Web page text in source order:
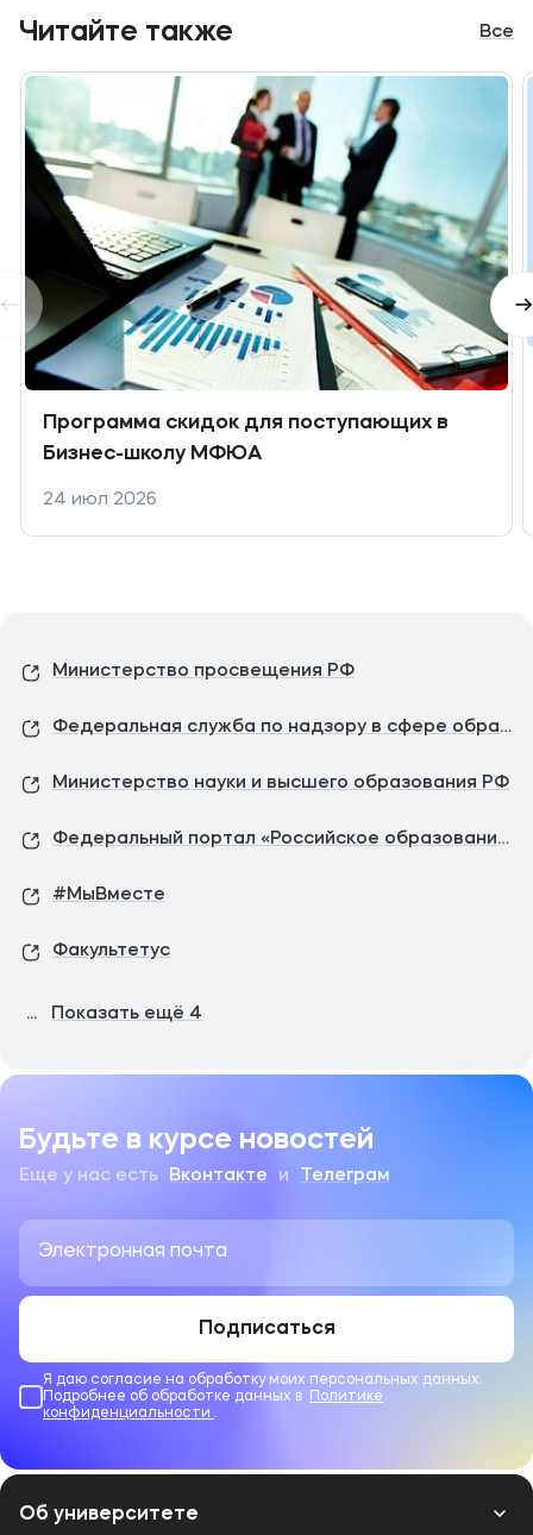
Читайте также Все
Программа скидок для поступающих в
Бизнес-школу МФЮА
24 июл 2026
Министерство просвещения РФ
Федеральная служба по надзору в сфере образования и науки
Министерство науки и высшего образования РФ
Федеральный портал «Российское образование»
#МыВместе
Факультетус
... Показать ещё 4
Будьте в курсе новостей
Еще у нас есть Вконтакте и Телеграм
Подписаться
Я даю согласие на обработку моих персональных данных.
Подробнее об обработке данных в
Политике
конфиденциальности .
Об университете